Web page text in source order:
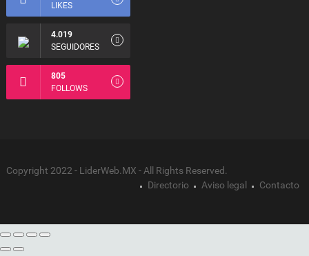
LIKES
4.019
SEGUIDORES
805
FOLLOWS
Copyright 2022 - LiderWeb.MX - All Rights Reserved.
Directorio
Aviso legal Contacto